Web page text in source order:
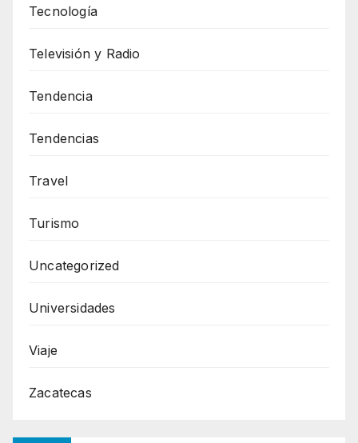
Tecnología
Televisión y Radio
Tendencia
Tendencias
Travel
Turismo
Uncategorized
Universidades
Viaje
Zacatecas